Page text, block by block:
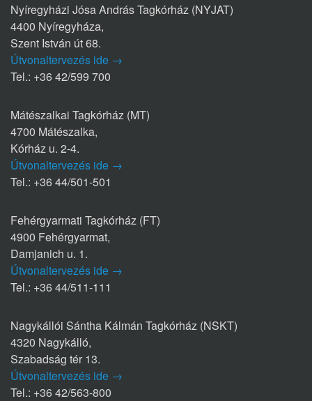
Nyíregyházi Jósa András Tagkórház (NYJAT)
4400 Nyíregyháza,
Szent István út 68.
Útvonaltervezés ide →
Tel.: +36 42/599 700
Mátészalkai Tagkórház (MT)
4700 Mátészalka,
Kórház u. 2-4.
Útvonaltervezés ide →
Tel.: +36 44/501-501
Fehérgyarmati Tagkórház (FT)
4900 Fehérgyarmat,
Damjanich u. 1.
Útvonaltervezés ide →
Tel.: +36 44/511-111
Nagykállói Sántha Kálmán Tagkórház (NSKT)
4320 Nagykálló,
Szabadság tér 13.
Útvonaltervezés ide →
Tel.: +36 42/563-800